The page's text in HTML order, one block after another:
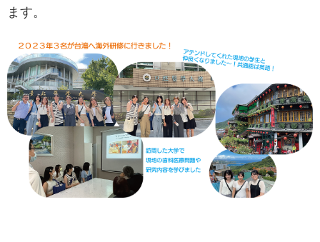
ます。